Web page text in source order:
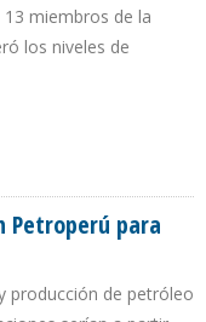
miembros de la
los niveles de
Petroperú para
producción de petróleo